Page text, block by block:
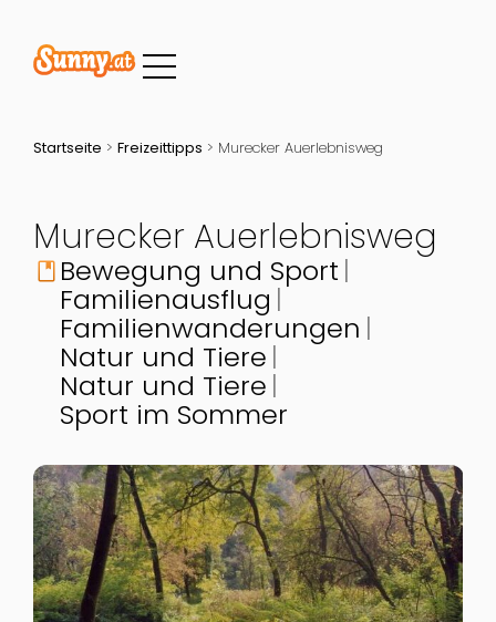
Startseite > Freizeittipps > Murecker Auerlebnisweg
Murecker Auerlebnisweg
book Bewegung und Sport
Familienausflug
Familienwanderungen
Natur und Tiere
Natur und Tiere
Sport im Sommer